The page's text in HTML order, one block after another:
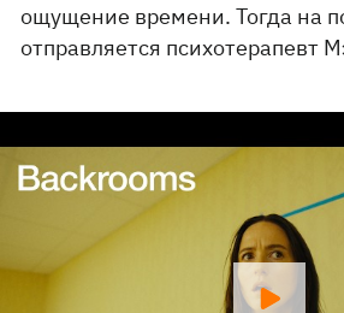
ощущение времени. Тогда на
отправляется психотерапевт